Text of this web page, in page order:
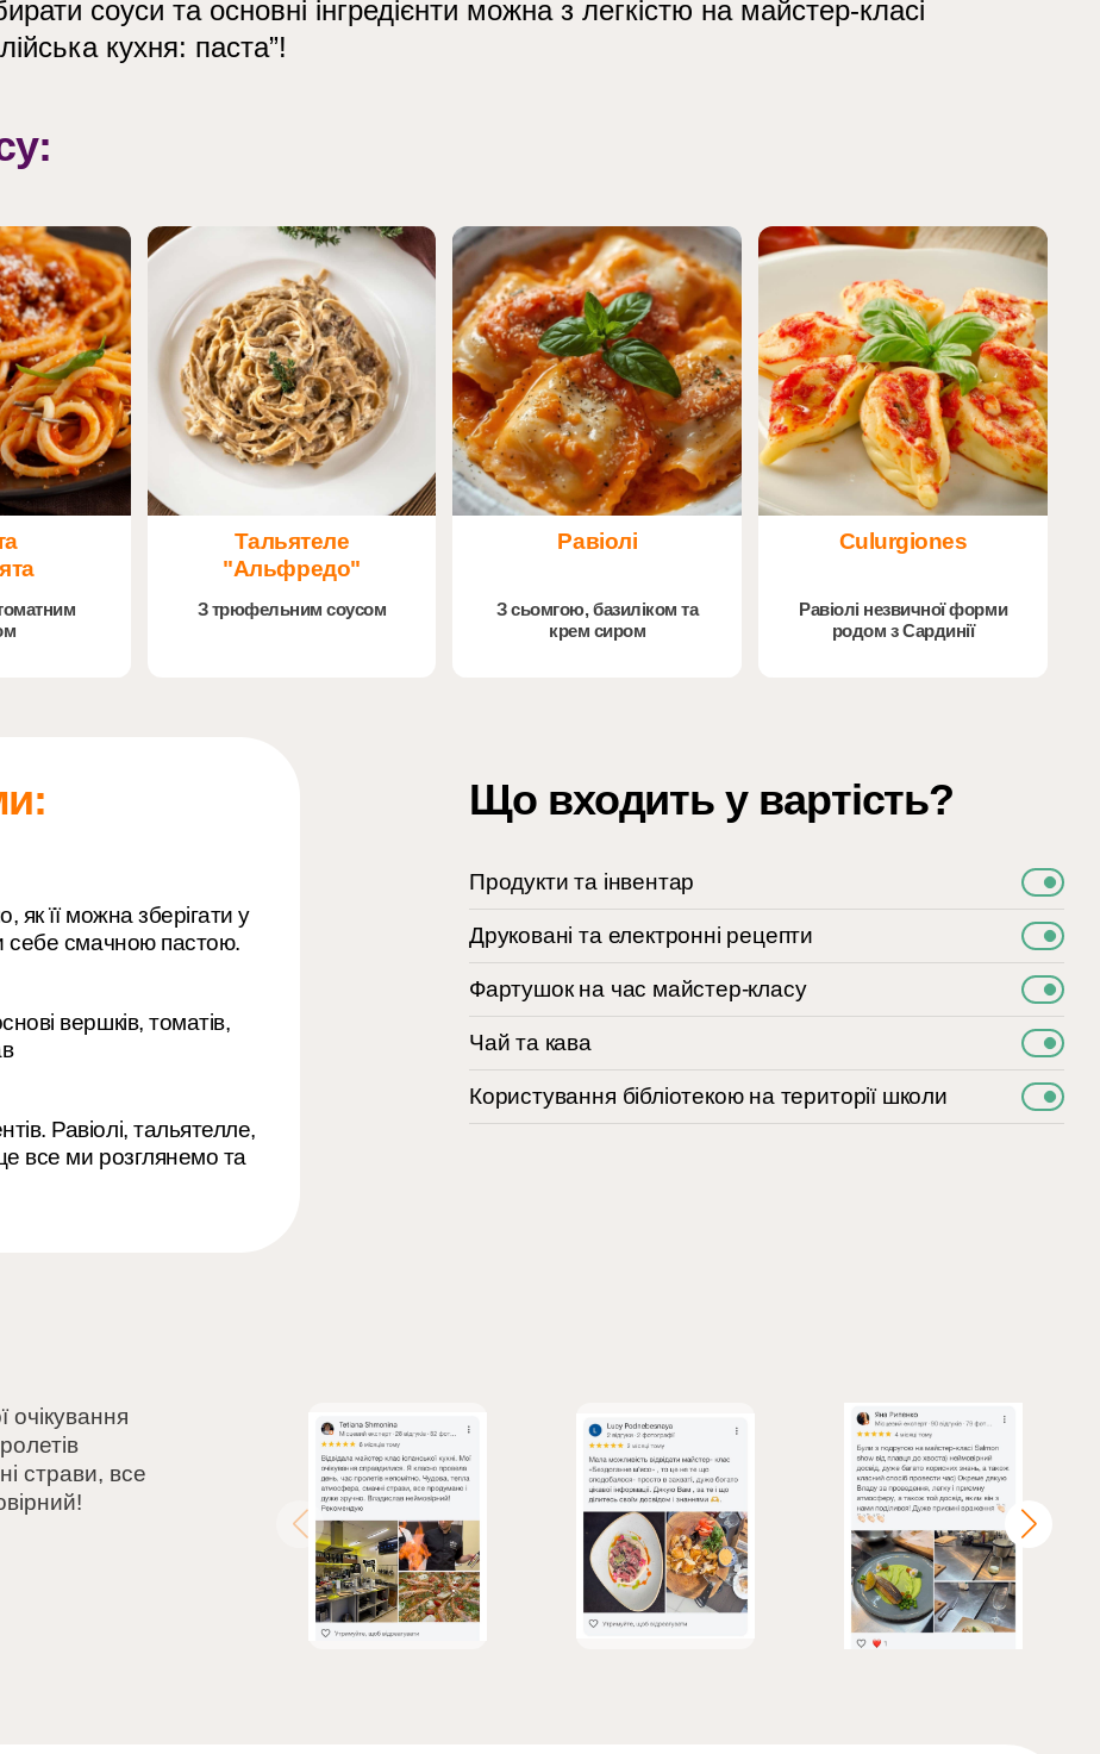
соуси та основні інгредієнти можна з легкістю на майстер-класі
кухня: паста”!
Тальятеле
"Альфредо"
З трюфельним соусом
Равіолі
З сьомгою, базиліком та
крем сиром
Culurgiones
Равіолі незвичної форми
родом з Сардинії
як її можна зберігати у
себе смачною пастою.
вершків, томатів,
Равіолі, тальятелле,
все ми розглянемо та
Що входить у вартість?
Продукти та інвентар
Друковані та електронні рецепти
Фартушок на час майстер-класу
Чай та кава
Користування бібліотекою на території школи
очікування
страви, все